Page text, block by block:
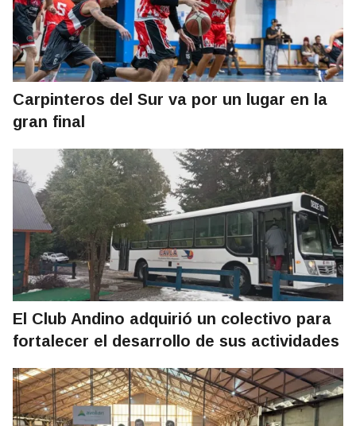
Carpinteros del Sur va por un lugar en la
gran final
El Club Andino adquirió un colectivo para
fortalecer el desarrollo de sus actividades